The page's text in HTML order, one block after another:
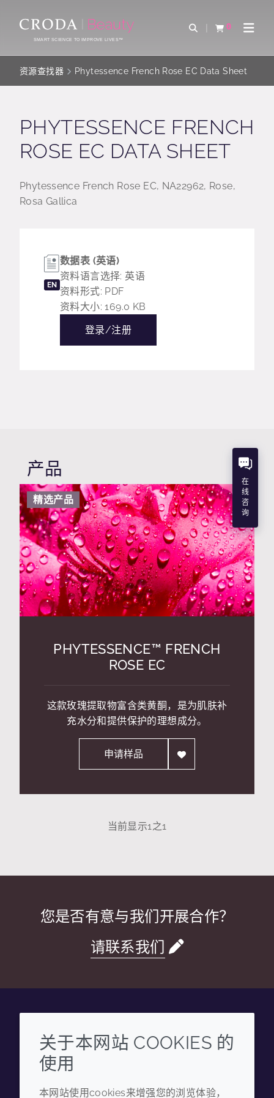
CONTENTSMART SCIENCE TO IMPROVE LIVES™
Open Search
0
查看购物车Open
资源查找器 Phytessence French Rose EC Data Sheet
PHYTESSENCE FRENCH
ROSE EC DATA SHEET
Phytessence French Rose EC, NA22962, Rose,
Rosa Gallica
EN
数据表 (英语)
资料语言选择: 英语
资料形式: PDF
资料大小: 169.0 KB
登录/注册
产品
精选产品
PHYTESSENCE™ FRENCH
ROSE EC
这款玫瑰提取物富含类黄酮，是为肌肤补
充水分和提供保护的理想成分。
申请样品
当前显示1之1
您是否有意与我们开展合作？
请联系我们
WechatYouku Zhihu Tiktok
企业
年度报告 条款和条件
关于本网站 COOKIES 的
使用
本网站使用cookies来增强您的浏览体验，
在
线
咨
询